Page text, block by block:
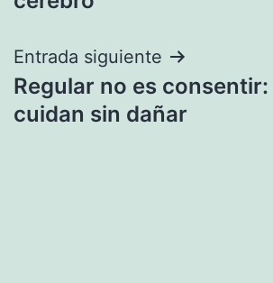
Entrada siguiente
Regular no es
cuidan sin dañar